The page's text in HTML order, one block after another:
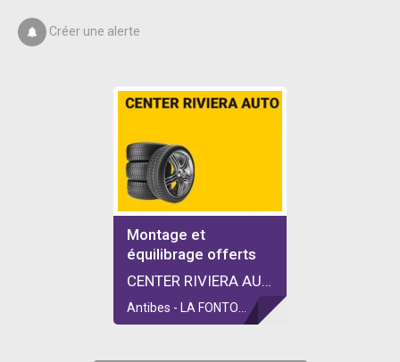
Créer une alerte
Montage et
équilibrage offerts
CENTER RIVIERA AUTO
Antibes - LA FONTONNE